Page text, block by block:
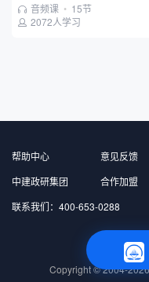
音频课 • 15节
2072人学习
帮助中心 意见反馈
中建政研集团
合作加盟
联系我们：400-653-0288
北京中建政
Copyright © 2004-